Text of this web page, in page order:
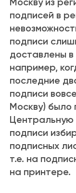
подписей в
подписи
доставлены
например,
последние
подписи
Москву) было
Центральную
подписи
подписных
т.е. на
на принтере.